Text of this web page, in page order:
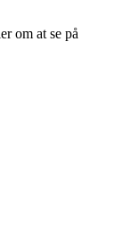
om at se på